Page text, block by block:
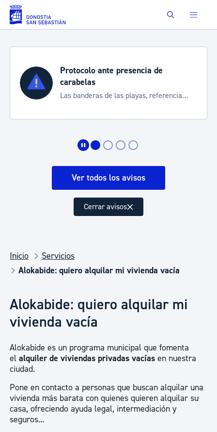
Saltar al contenido principal Buscar
Protocolo ante presencia de
carabelas
Las banderas de las playas, referencia
Ver todos los avisos
Cerrar avisos
Inicio
Servicios
Alokabide: quiero alquilar mi vivienda vacía
Alokabide: quiero alquilar mi
vivienda vacía
Alokabide es un programa municipal que fomenta
el alquiler de viviendas privadas vacías en nuestra
ciudad.
Pone en contacto a personas que buscan alquilar una
vivienda más barata con quienes quieren alquilar su
casa, ofreciendo ayuda legal, intermediación y
seguros...